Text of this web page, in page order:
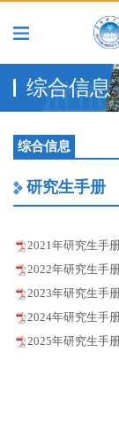
综合信息
综合信息
研究生手册
2021年研究生手
2022年研究生手
2023年研究生手
2024年研究生手
2025年研究生手